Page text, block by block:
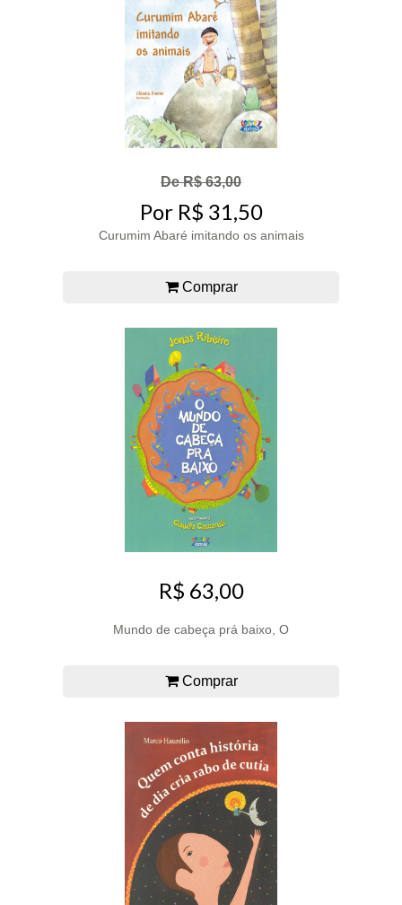
De R$ 63,00
Por R$ 31,50
Curumim Abaré imitando os animais
Comprar
R$ 63,00
Mundo de cabeça prá baixo, O
Comprar